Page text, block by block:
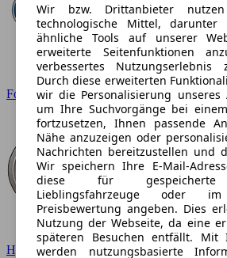
Ford
Hyundai
Wir bzw. Drittanbieter nutzen
technologische Mittel, darunter
ähnliche Tools auf unserer
erweiterte Seitenfunktionen
verbessertes Nutzungserlebnis
Durch diese erweiterten
wir die Personalisierung unseres
um Ihre Suchvorgänge bei
fortzusetzen, Ihnen passende
Nähe anzuzeigen oder
Nachrichten bereitzustellen und
Wir speichern Ihre E-Mail-
diese für gespeicherte
Lieblingsfahrzeuge oder
Preisbewertung angeben. Dies
Nutzung der Webseite, da eine
späteren Besuchen entfällt. Mit
werden nutzungsbasierte